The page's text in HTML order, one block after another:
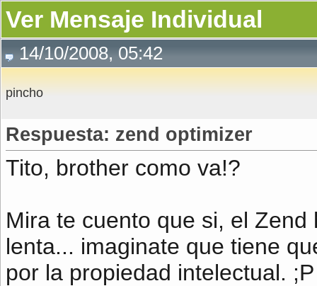
Ver Mensaje Individual
14/10/2008, 05:42
pincho
Respuesta: zend optimizer
Tito, brother como va!?
Mira te cuento que si, el
lenta... imaginate que tiene
por la propiedad intelectual. ;P